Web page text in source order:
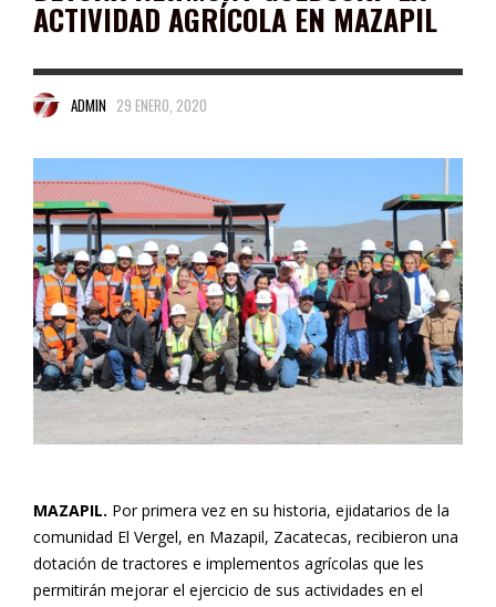
ACTIVIDAD AGRÍCOLA EN MAZAPIL
ADMIN 29 ENERO, 2020
MAZAPIL. Por primera vez en su historia, ejidatarios de la
comunidad El Vergel, en Mazapil, Zacatecas, recibieron una
dotación de tractores e implementos agrícolas que les
permitirán mejorar el ejercicio de sus actividades en el